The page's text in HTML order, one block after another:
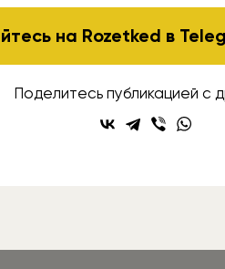
на Rozetked в
Поделитесь публикацией с